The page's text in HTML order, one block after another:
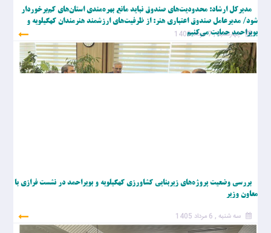
مدیرکل ارشاد: محدودیت‌های صندوق نباید مانع بهره‌مندی استان‌های کم‌برخوردار
شود/ مدیرعامل صندوق اعتباری هنر: از ظرفیت‌های ارزشمند هنرمندان کهگیلویه و
بویراحمد حمایت می‌کنیم
چهارشنبه , 7 مرداد 1405
بررسی وضعیت پروژه‌های زیربنایی کشاورزی کهگیلویه و بویراحمد در نشست فرازی با
معاون وزیر
سه شنبه , 6 مرداد 1405